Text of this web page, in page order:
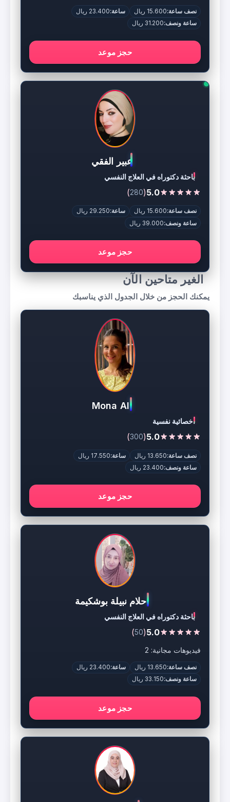
نصف ساعة:15.600 ريال ساعة:23.400 ريال
ساعة ونصف:31.200 ريال
حجز موعد
عبير الفقي
باحثة دكتوراه في العلاج النفسي
5.0
(
280
)
نصف ساعة:15.600 ريال ساعة:29.250 ريال
ساعة ونصف:39.000 ريال
حجز موعد
الغير متاحين الآن
يمكنك الحجز من خلال الجدول الذي يناسبك
Mona Ali
اخصائية نفسية
5.0
(
300
)
نصف ساعة:13.650 ريال ساعة:17.550 ريال
ساعة ونصف:23.400 ريال
حجز موعد
أحلام نبيلة بوشكيمة
باحثة دكتوراه في العلاج النفسي
5.0
(
50
)
فيديوهات مجانية: 2
نصف ساعة:13.650 ريال ساعة:23.400 ريال
ساعة ونصف:33.150 ريال
حجز موعد